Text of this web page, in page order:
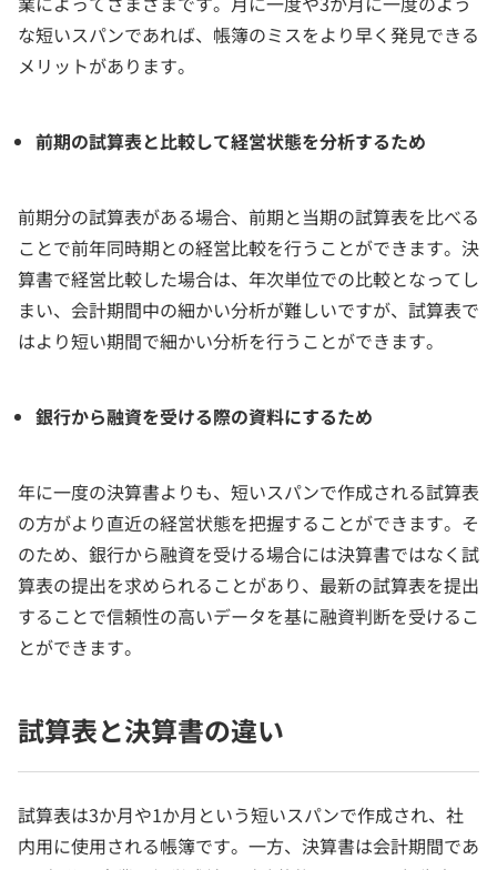
な短いスパンであれば、帳簿のミスをより早く発見できる
メリットがあります。
前期の試算表と比較して経営状態を分析するため
前期分の試算表がある場合、前期と当期の試算表を比べる
ことで前年同時期との経営比較を行うことができます。決
算書で経営比較した場合は、年次単位での比較となってし
まい、会計期間中の細かい分析が難しいですが、試算表で
はより短い期間で細かい分析を行うことができます。
銀行から融資を受ける際の資料にするため
年に一度の決算書よりも、短いスパンで作成される試算表
の方がより直近の経営状態を把握することができます。そ
のため、銀行から融資を受ける場合には決算書ではなく試
算表の提出を求められることがあり、最新の試算表を提出
することで信頼性の高いデータを基に融資判断を受けるこ
とができます。
試算表と決算書の違い
試算表は3か月や1か月という短いスパンで作成され、社
内用に使用される帳簿です。一方、決算書は会計期間であ